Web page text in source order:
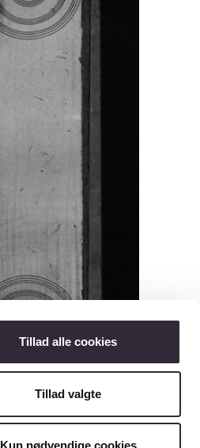
Tillad alle cookies
Tillad valgte
Kun nødvendige cookies